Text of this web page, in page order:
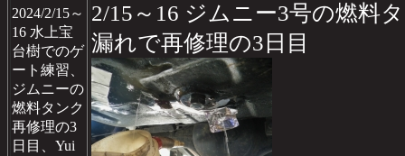
2024/2/15～
16 水上宝
台樹でのゲ
ート練習、
ジムニーの
燃料タンク
再修理の3
日目、Yui
2/15～16 ジムニー3号の燃料
漏れで再修理の3日目